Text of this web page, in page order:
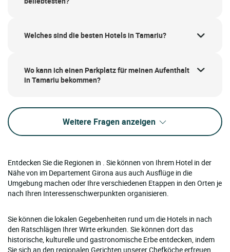
Welches sind die besten Hotels in Tamariu?
Wo kann ich einen Parkplatz für meinen Aufenthalt
in Tamariu bekommen?
Weitere Fragen anzeigen
Entdecken Sie die Regionen in . Sie können von Ihrem Hotel in der
Nähe von im Departement Girona aus auch Ausflüge in die
Umgebung machen oder Ihre verschiedenen Etappen in den Orten je
nach Ihren Interessenschwerpunkten organisieren.
Sie können die lokalen Gegebenheiten rund um die Hotels in nach
den Ratschlägen Ihrer Wirte erkunden. Sie können dort das
historische, kulturelle und gastronomische Erbe entdecken, indem
Sie sich an den regionalen Gerichten unserer Chefköche erfreuen.